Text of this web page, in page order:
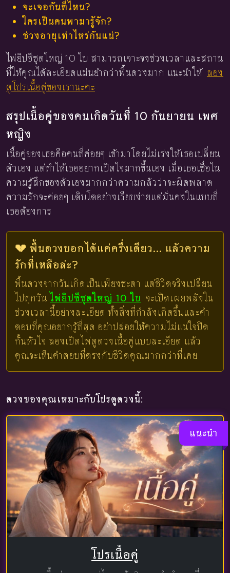
จะเจอกันที่ไหน?
ใครเป็นคนพามารู้จัก?
ช่วงอายุเท่าไหร่กันแน่?
ไพ่ยิปซีชุดใหญ่ 10 ใบ สามารถเจาะจงช่วงเวลาและสถาน
ที่ให้คุณได้ละเอียดแม่นยำกว่าพื้นดวงมาก แนะนำให้ ลอง
ดูโปรเนื้อคู่ของเรานะคะ
สรุปเนื้อคู่ของคนเกิดวันที่ 10 กันยายน เพศ
หญิง
เนื้อคู่ของเธอคือคนที่ค่อยๆ เข้ามาโดยไม่เร่งให้เธอเปลี่ยน
ตัวเอง แต่ทำให้เธออยากเปิดใจมากขึ้นเอง เมื่อเธอเชื่อใน
ความรู้สึกของตัวเองมากกว่าความกลัวว่าจะผิดพลาด
ความรักจะค่อยๆ เติบโตอย่างเรียบง่ายแต่มั่นคงในแบบที่
เธอต้องการ
💔 พื้นดวงบอกได้แค่ครึ่งเดียว... แล้วความ
รักที่เหลือล่ะ?
พื้นดวงจากวันเกิดเป็นเพียงชะตา แต่ชีวิตจริงเปลี่ยน
ไปทุกวัน ไพ่ยิปซีชุดใหญ่ 10 ใบ จะเปิดเผยพลังใน
ช่วงเวลานี้อย่างละเอียด ทั้งสิ่งที่กำลังเกิดขึ้นและคำ
ตอบที่คุณอยากรู้ที่สุด อย่าปล่อยให้ความไม่แน่ใจปิด
กั้นหัวใจ ลองเปิดไพ่ดูดวงเนื้อคู่แบบละเอียด แล้ว
คุณจะเห็นคำตอบที่ตรงกับชีวิตคุณมากกว่าที่เคย
ดวงของคุณเหมาะกับโปรดูดวงนี้:
แนะนำ
โปรเนื้อคู่